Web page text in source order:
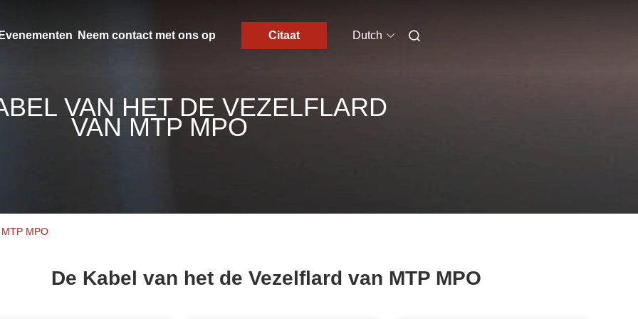
Neem contact met ons op Citaat Dutch
VAN HET DE VEZELFLARD
VAN MTP MPO
MPO
De Kabel van het de Vezelflard van MTP MPO